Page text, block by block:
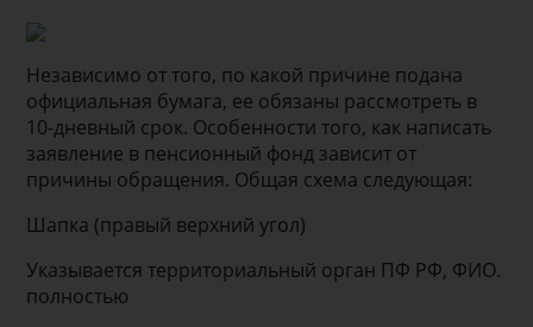
Независимо от того, по какой причине подана
официальная бумага, ее обязаны рассмотреть в
10-дневный срок. Особенности того, как написать
заявление в пенсионный фонд зависит от
причины обращения. Общая схема следующая:
Шапка (правый верхний угол)
Указывается территориальный орган ПФ РФ, ФИО.
полностью